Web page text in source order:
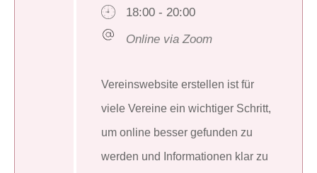
18:00 - 20:00
Online via Zoom
Vereinswebsite erstellen ist für
viele Vereine ein wichtiger Schritt,
um online besser gefunden zu
werden und Informationen klar zu